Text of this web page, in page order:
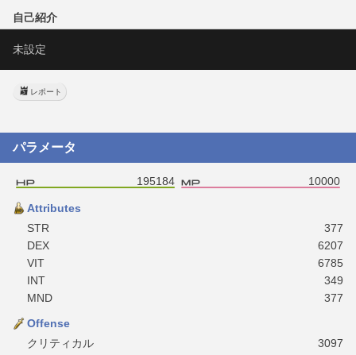
自己紹介
未設定
レポート
パラメータ
195184 10000
Attributes
STR
377
DEX
6207
VIT
6785
INT
349
MND
377
Offense
クリティカル
3097